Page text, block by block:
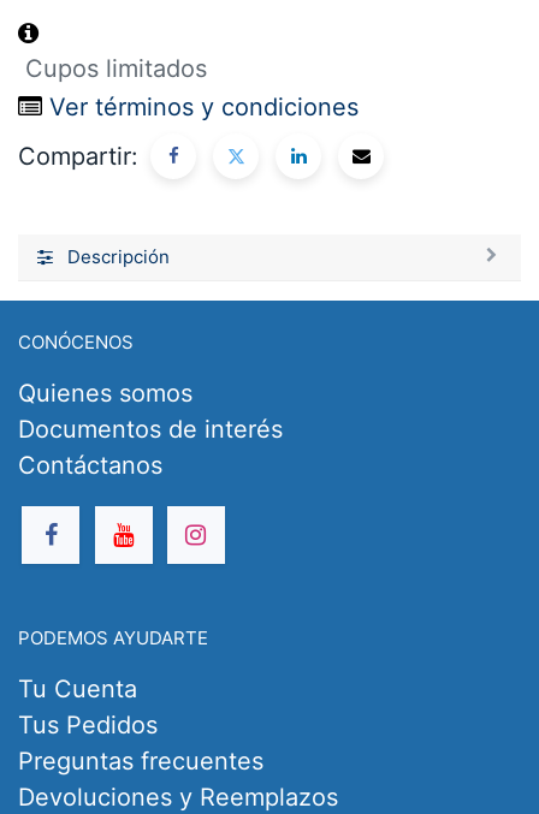
Cupos limitados
Ver términos y condiciones
Compartir:
Descripción
CONÓCENOS
Quienes somos
Documentos de interés
Contáctanos
PODEMOS AYUDARTE
Tu Cuenta
Tus Pedidos
Preguntas frecuentes
Devoluciones y Reemplazos